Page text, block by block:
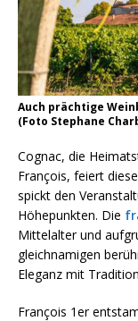
Auch prächtige
(Foto Stephane
Cognac, die
François, feiert
spickt den
Höhepunkten. Die
Mittelalter und
gleichnamigen
Eleganz mit
François 1er